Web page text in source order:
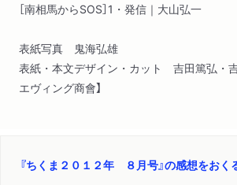
［南相馬からSOS］1・発信｜大山弘一
表紙写真 鬼海弘雄
表紙・本文デザイン・カット 吉田篤弘・吉
エヴィング商會】
『ちくま２０１２年 ８月号』の感想をおく